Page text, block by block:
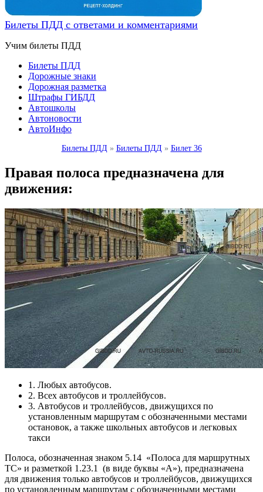
Билеты ПДД с ответами и комментариями
Учим билеты ПДД
Билеты ПДД
Дорожные знаки
Дорожная разметка
Штрафы ГИБДД
Автошколы
Автоновости
АвтоИнфо
Билеты ПДД » Билеты ПДД » Билет 36
Правая полоса предназначена для
движения:
1. Любых автобусов.
2. Всех автобусов и троллейбусов.
3. Автобусов и троллейбусов, движущихся по
установленным маршрутам с обозначенными местами
остановок, а также школьных автобусов и легковых
такси
Полоса, обозначенная знаком 5.14 «Полоса для маршрутных
ТС» и разметкой 1.23.1
(в виде буквы «А»), предназначена
для движения только автобусов и троллейбусов, движущихся
по установленным маршрутам с обозначенными местами